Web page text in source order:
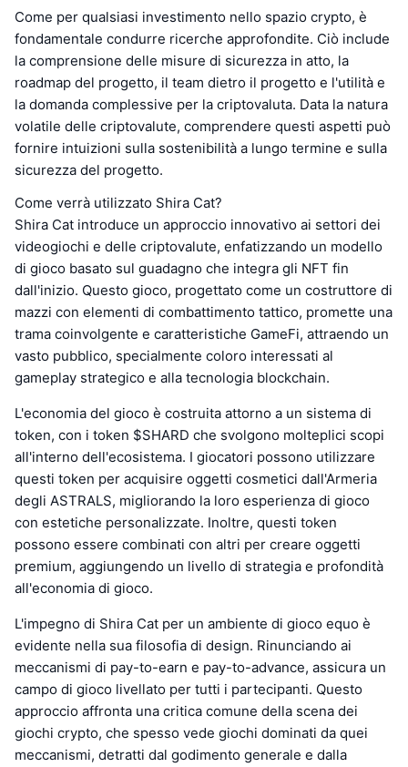
Come per qualsiasi investimento nello spazio crypto, è
fondamentale condurre ricerche approfondite. Ciò include
la comprensione delle misure di sicurezza in atto, la
roadmap del progetto, il team dietro il progetto e l'utilità e
la domanda complessive per la criptovaluta. Data la natura
volatile delle criptovalute, comprendere questi aspetti può
fornire intuizioni sulla sostenibilità a lungo termine e sulla
sicurezza del progetto.
Come verrà utilizzato Shira Cat?
Shira Cat introduce un approccio innovativo ai settori dei
videogiochi e delle criptovalute, enfatizzando un modello
di gioco basato sul guadagno che integra gli NFT fin
dall'inizio. Questo gioco, progettato come un costruttore di
mazzi con elementi di combattimento tattico, promette una
trama coinvolgente e caratteristiche GameFi, attraendo un
vasto pubblico, specialmente coloro interessati al
gameplay strategico e alla tecnologia blockchain.
L'economia del gioco è costruita attorno a un sistema di
token, con i token $SHARD che svolgono molteplici scopi
all'interno dell'ecosistema. I giocatori possono utilizzare
questi token per acquisire oggetti cosmetici dall'Armeria
degli ASTRALS, migliorando la loro esperienza di gioco
con estetiche personalizzate. Inoltre, questi token
possono essere combinati con altri per creare oggetti
premium, aggiungendo un livello di strategia e profondità
all'economia di gioco.
L'impegno di Shira Cat per un ambiente di gioco equo è
evidente nella sua filosofia di design. Rinunciando ai
meccanismi di pay-to-earn e pay-to-advance, assicura un
campo di gioco livellato per tutti i partecipanti. Questo
approccio affronta una critica comune della scena dei
giochi crypto, che spesso vede giochi dominati da quei
meccanismi, detratti dal godimento generale e dalla